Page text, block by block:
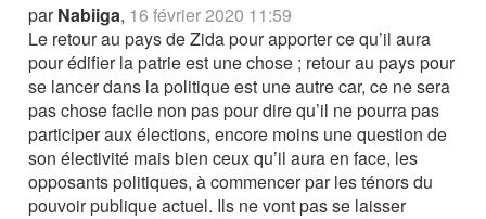
parNabiiga, 16 février 2020 11:59
Le retour au pays de Zida pour apporter ce qu’il aura
pour édifier la patrie est une chose ; retour au pays pour
se lancer dans la politique est une autre car, ce ne sera
pas chose facile non pas pour dire qu’il ne pourra pas
participer aux élections, encore moins une question de
son électivité mais bien ceux qu’il aura en face, les
opposants politiques, à commencer par les ténors du
pouvoir publique actuel. Ils ne vont pas se laisser